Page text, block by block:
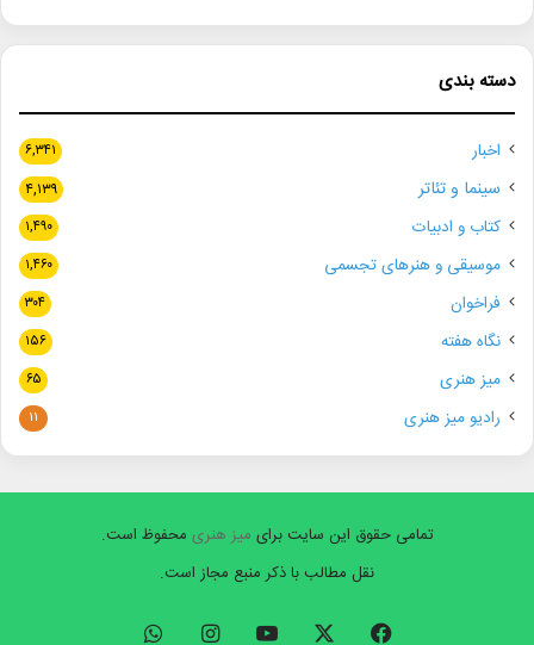
دسته بندی
اخبار ۶,۳۴۱
سینما و تئاتر ۴,۱۳۹
کتاب و ادبیات ۱,۴۹۰
موسیقی و هنرهای تجسمی ۱,۴۶۰
فراخوان ۳۰۴
نگاه هفته ۱۵۶
میز هنری ۶۵
رادیو میز هنری ۱۱
تمامی حقوق این سایت برای میز هنری محفوظ است.
نقل مطالب با ذکر منبع مجاز است.
فیسبوک ایکس یوتیوب اینستاگرام